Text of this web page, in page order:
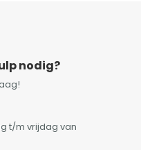
nodig?
t/m vrijdag van